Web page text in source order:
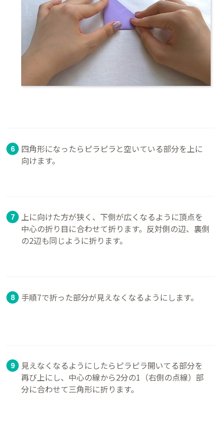
四角形になったらピラピラと空いている部分を上に
向けます。
上に向けた方が狭く、下側が広くなるように頂点を
中心の折り目に合わせて折ります。反対側の辺、裏側
の2辺も同じように折ります。
手順7で折った部分が見えなくなるようにします。
見えなくなるようにしたらピラピラ開いてる部分を
再び上にし、中心の線から2分の1（右側の点線）部
分に合わせて三角形に折ります。